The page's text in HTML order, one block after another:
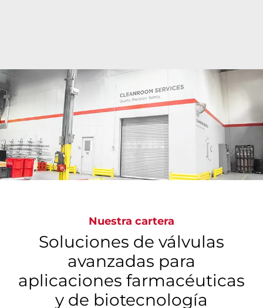
Las instalaciones estériles de vanguardia de Bray
facilitan limpieza precisa de Clase 6 a Clase 9 de
conformidad con las normas ISO en todo el
mundo, y allí se limpian, inspeccionan,
empaquetan y etiquetan válvulas para cumplir las
normas mundiales más rigurosas y garantizar el
suministro de válvulas no contaminadas.
Nuestra cartera
Soluciones de válvulas
avanzadas para
aplicaciones farmacéuticas
y de biotecnología